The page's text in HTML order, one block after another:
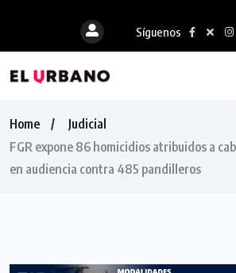
Síguenos
Home
Judicial
FGR expone 86 homicidios atribuidos a
en audiencia contra 485 pandilleros